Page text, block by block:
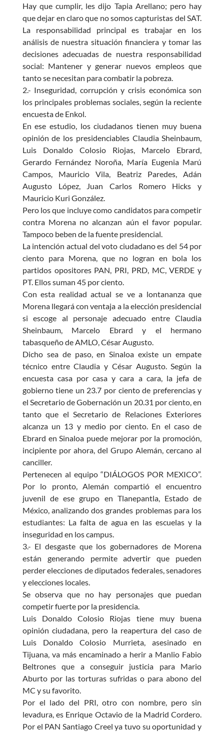
Hay que cumplir, les dijo Tapia Arellano; pero hay
que dejar en claro que no somos capturistas del SAT.
La responsabilidad principal es trabajar en los
análisis de nuestra situación financiera y tomar las
decisiones adecuadas de nuestra responsabilidad
social: Mantener y generar nuevos empleos que
tanto se necesitan para combatir la pobreza.
2.- Inseguridad, corrupción y crisis económica son
los principales problemas sociales, según la reciente
encuesta de Enkol.
En ese estudio, los ciudadanos tienen muy buena
opinión de los presidenciables Claudia Sheinbaum,
Luis Donaldo Colosio Riojas, Marcelo Ebrard,
Gerardo Fernández Noroña, María Eugenia Marú
Campos, Mauricio Vila, Beatriz Paredes, Adán
Augusto López, Juan Carlos Romero Hicks y
Mauricio Kuri González.
Pero los que incluye como candidatos para competir
contra Morena no alcanzan aún el favor popular.
Tampoco beben de la fuente presidencial.
La intención actual del voto ciudadano es del 54 por
ciento para Morena, que no logran en bola los
partidos opositores PAN, PRI, PRD, MC, VERDE y
PT. Ellos suman 45 por ciento.
Con esta realidad actual se ve a lontananza que
Morena llegará con ventaja a la elección presidencial
si escoge al personaje adecuado entre Claudia
Sheinbaum, Marcelo Ebrard y el hermano
tabasqueño de AMLO, César Augusto.
Dicho sea de paso, en Sinaloa existe un empate
técnico entre Claudia y César Augusto. Según la
encuesta casa por casa y cara a cara, la jefa de
gobierno tiene un 23.7 por ciento de preferencias y
el Secretario de Gobernación un 20.31 por ciento, en
tanto que el Secretario de Relaciones Exteriores
alcanza un 13 y medio por ciento. En el caso de
Ebrard en Sinaloa puede mejorar por la promoción,
incipiente por ahora, del Grupo Alemán, cercano al
canciller.
Pertenecen al equipo “DIÁLOGOS POR MEXICO”.
Por lo pronto, Alemán compartió el encuentro
juvenil de ese grupo en Tlanepantla, Estado de
México, analizando dos grandes problemas para los
estudiantes: La falta de agua en las escuelas y la
inseguridad en los campus.
3.- El desgaste que los gobernadores de Morena
están generando permite advertir que pueden
perder elecciones de diputados federales, senadores
y elecciones locales.
Se observa que no hay personajes que puedan
competir fuerte por la presidencia.
Luis Donaldo Colosio Riojas tiene muy buena
opinión ciudadana, pero la reapertura del caso de
Luis Donaldo Colosio Murrieta, asesinado en
Tijuana, va más encaminado a herir a Manlio Fabio
Beltrones que a conseguir justicia para Mario
Aburto por las torturas sufridas o para abono del
MC y su favorito.
Por el lado del PRI, otro con nombre, pero sin
levadura, es Enrique Octavio de la Madrid Cordero.
Por el PAN Santiago Creel ya tuvo su oportunidad y